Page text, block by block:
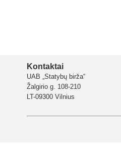
Kontaktai
UAB „Statybų birža“
Žalgirio g. 108-210
LT-09300 Vilnius